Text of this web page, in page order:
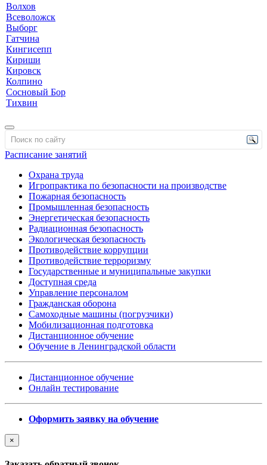
Волхов
Всеволожск
Выборг
Гатчина
Кингисепп
Кириши
Кировск
Колпино
Сосновый Бор
Тихвин
Расписание занятий
Охрана труда
Игропрактика по безопасности на производстве
Пожарная безопасность
Промышленная безопасность
Энергетическая безопасность
Радиационная безопасность
Экологическая безопасность
Противодействие коррупции
Противодействие терроризму
Государственные и муниципальные закупки
Доступная среда
Управление персоналом
Гражданская оборона
Самоходные машины (погрузчики)
Мобилизационная подготовка
Дистанционное обучение
Обучение в Ленинградской области
Дистанционное обучение
Онлайн тестирование
Оформить заявку на обучение
×